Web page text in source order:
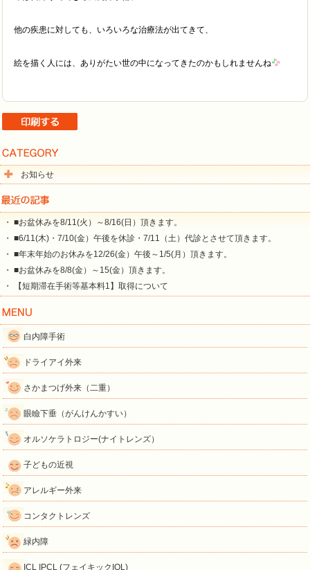
他の疾患に対しても、いろいろな治療法が出てきて、
絵を描く人には、ありがたい世の中になってきたのかもしれませんね
お知らせ
・ ■お盆休みを8/11(火）～8/16(日）頂きます。
・ ■6/11(木)・7/10(金）午後を休診・7/11（土）代診とさせて頂きます。
・ ■年末年始のお休みを12/26(金）午後～1/5(月）頂きます。
・ ■お盆休みを8/8(金）～15(金）頂きます。
・ 【短期滞在手術等基本料1】取得について
白内障手術
ドライアイ外来
さかまつげ外来（二重）
眼瞼下垂（がんけんかすい）
オルソケラトロジー(ナイトレンズ）
子どもの近視
アレルギー外来
コンタクトレンズ
緑内障
ICL IPCL (フェイキックIOL)